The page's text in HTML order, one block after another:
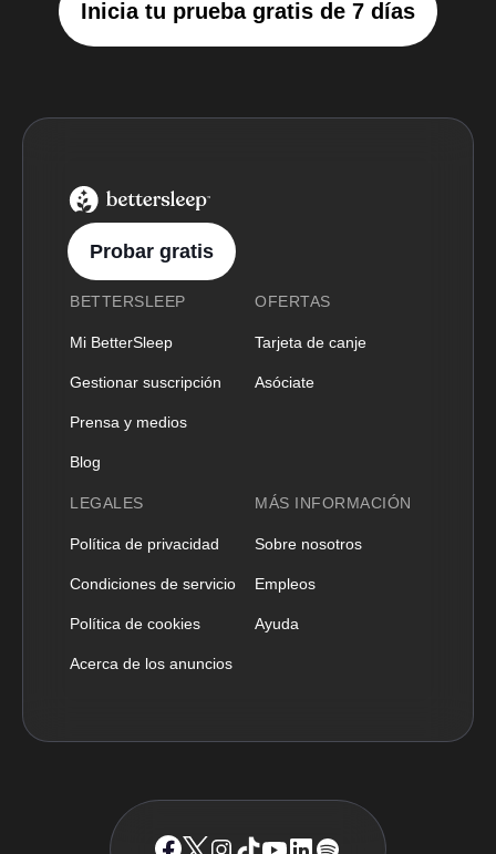
Inicia tu prueba gratis de 7 días
BetterSleep Logo
Probar gratis
BETTERSLEEP
Mi BetterSleep
Gestionar suscripción
Prensa y medios
Blog
OFERTAS
Tarjeta de canje
Asóciate
LEGALES
Política de privacidad
Condiciones de servicio
Política de cookies
Acerca de los anuncios
MÁS INFORMACIÓN
Sobre nosotros
Empleos
Ayuda